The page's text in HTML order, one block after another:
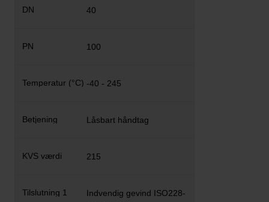
40
100
-40 - 245
Låsbart håndtag
215
Indvendig gevind ISO228-